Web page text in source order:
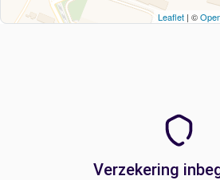
Leaflet | ©
Verzekering